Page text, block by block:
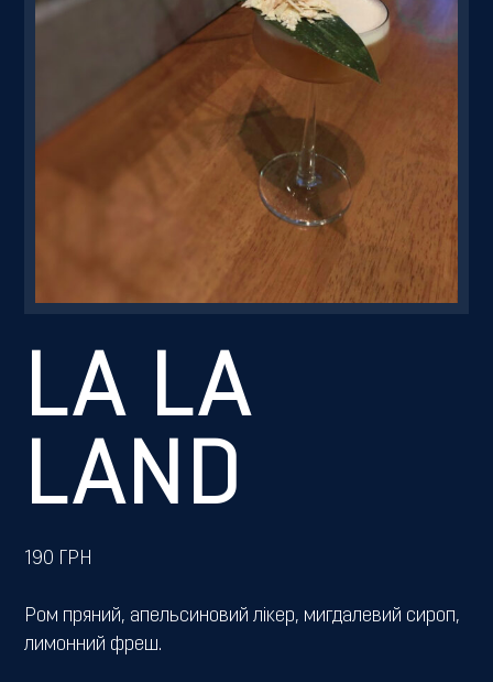
Резервація
LA LA
LAND
190 ГРН
Ром пряний, апельсиновий лікер, мигдалевий сироп,
лимонний фреш.